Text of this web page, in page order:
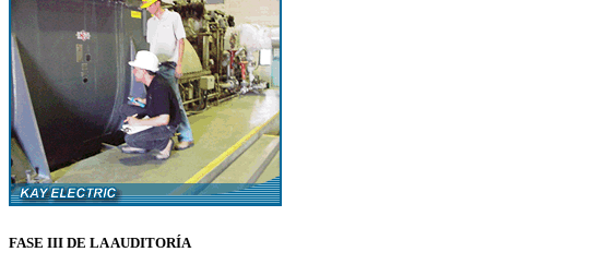
FASE III DE LA AUDITORÍA